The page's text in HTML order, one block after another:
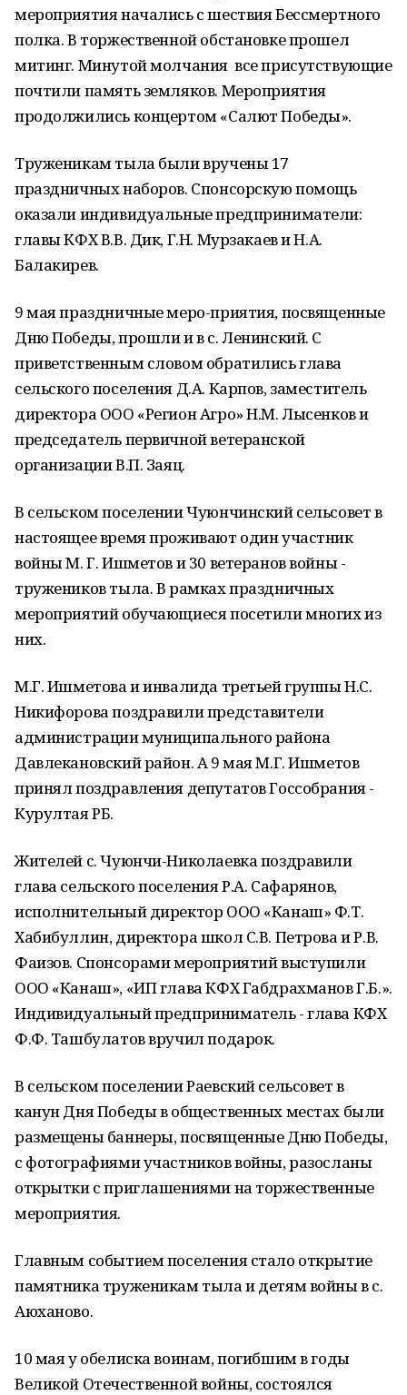
мероприятия начались с шествия Бессмертного
полка. В торжественной обстановке прошел
митинг. Минутой молчания все присутствующие
почтили память земляков. Мероприятия
продолжились концертом «Салют Победы».
Труженикам тыла были вручены 17
праздничных наборов. Спонсорскую помощь
оказали индивидуальные предприниматели:
главы КФХ В.В. Дик, Г.Н. Мурзакаев и Н.А.
Балакирев.
9 мая праздничные меро-приятия, посвященные
Дню Победы, прошли и в с. Ленинский. С
приветственным словом обратились глава
сельского поселения Д.А. Карпов, заместитель
директора ООО «Регион Агро» Н.М. Лысенков и
председатель первичной ветеранской
организации В.П. Заяц.
В сельском поселении Чуюнчинский сельсовет в
настоящее время проживают один участник
войны М. Г. Ишметов и 30 ветеранов войны -
тружеников тыла. В рамках праздничных
мероприятий обучающиеся посетили многих из
них.
М.Г. Ишметова и инвалида третьей группы Н.С.
Никифорова поздравили представители
администрации муниципального района
Давлекановский район. А 9 мая М.Г. Ишметов
принял поздравления депутатов Госсобрания -
Курултая РБ.
Жителей с. Чуюнчи-Николаевка поздравили
глава сельского поселения Р.А. Сафарянов,
исполнительный директор ООО «Канаш» Ф.Т.
Хабибуллин, директора школ С.В. Петрова и Р.В.
Фаизов. Спонсорами мероприятий выступили
ООО «Канаш», «ИП глава КФХ Габдрахманов Г.Б.».
Индивидуальный предприниматель - глава КФХ
Ф.Ф. Ташбулатов вручил подарок.
В сельском поселении Раевский сельсовет в
канун Дня Победы в общественных местах были
размещены баннеры, посвященные Дню Победы,
с фотографиями участников войны, разосланы
открытки с приглашениями на торжественные
мероприятия.
Главным событием поселения стало открытие
памятника труженикам тыла и детям войны в с.
Аюханово.
10 мая у обелиска воинам, погибшим в годы
Великой Отечественной войны, состоялся